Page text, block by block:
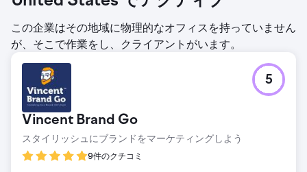
この企業はその地域に物理的なオフィスを持っていません
が、そこで作業をし、クライアントがいます。
Vincent Brand Go
スタイリッシュにブランドをマーケティングしよう
9件のクチコミ
5